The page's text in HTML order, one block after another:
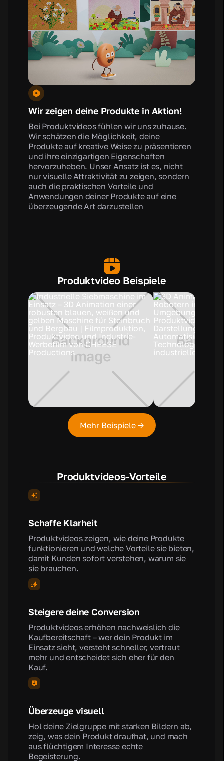
Wir zeigen deine Produkte in Aktion!
Bei Produktvideos fühlen wir uns zuhause.
Wir schätzen die Möglichkeit, deine
Produkte auf kreative Weise zu präsentieren
und ihre einzigartigen Eigenschaften
hervorzuheben. Unser Ansatz ist es, nicht
nur visuelle Attraktivität zu zeigen, sondern
auch die praktischen Vorteile und
Anwendungen deiner Produkte auf eine
überzeugende Art darzustellen
Produktvideo Beispiele
Mehr Beispiele →
Produktvideos-Vorteile
Schaffe Klarheit
Produktvideos zeigen, wie deine Produkte
funktionieren und welche Vorteile sie bieten,
damit Kunden sofort verstehen, warum sie
sie brauchen.
Steigere deine Conversion
Produktvideos erhöhen nachweislich die
Kaufbereitschaft – wer dein Produkt im
Einsatz sieht, versteht schneller, vertraut
mehr und entscheidet sich eher für den
Kauf.
Überzeuge visuell
Hol deine Zielgruppe mit starken Bildern ab,
zeig, was dein Produkt draufhat, und mach
aus flüchtigem Interesse echte
Begeisterung.